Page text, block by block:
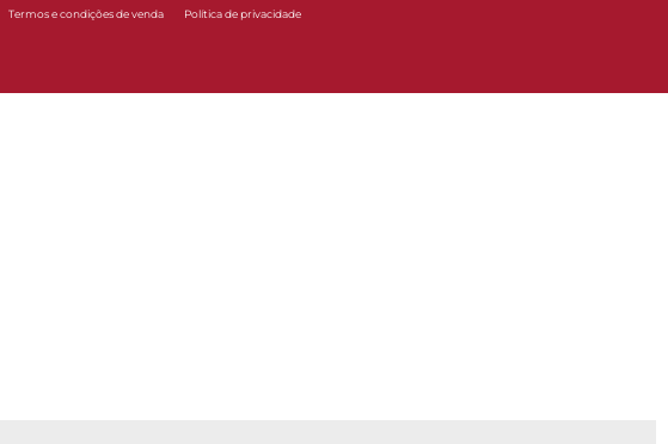
Termos e condições de venda Política de privacidade